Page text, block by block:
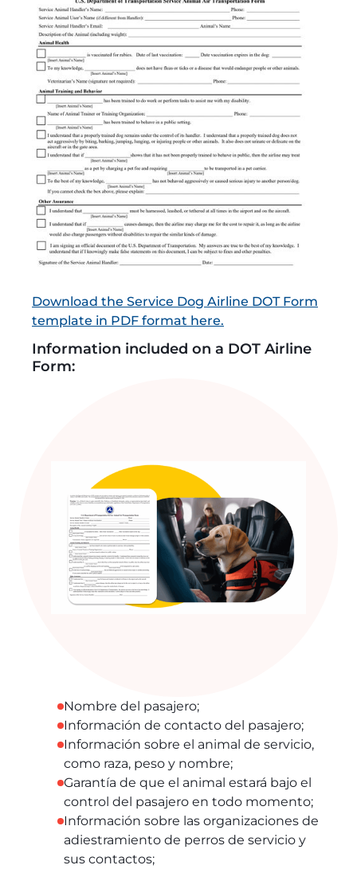
Download the Service Dog Airline DOT Form
template in PDF format here.
Information included on a DOT Airline
Form:
Nombre del pasajero;
Información de contacto del pasajero;
Información sobre el animal de servicio,
como raza, peso y nombre;
Garantía de que el animal estará bajo el
control del pasajero en todo momento;
Información sobre las organizaciones de
adiestramiento de perros de servicio y
sus contactos;